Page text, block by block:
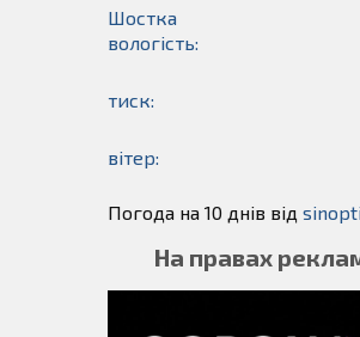
Шостка
вологість:
тиск:
вітер:
Погода на 10 днів від
На правах